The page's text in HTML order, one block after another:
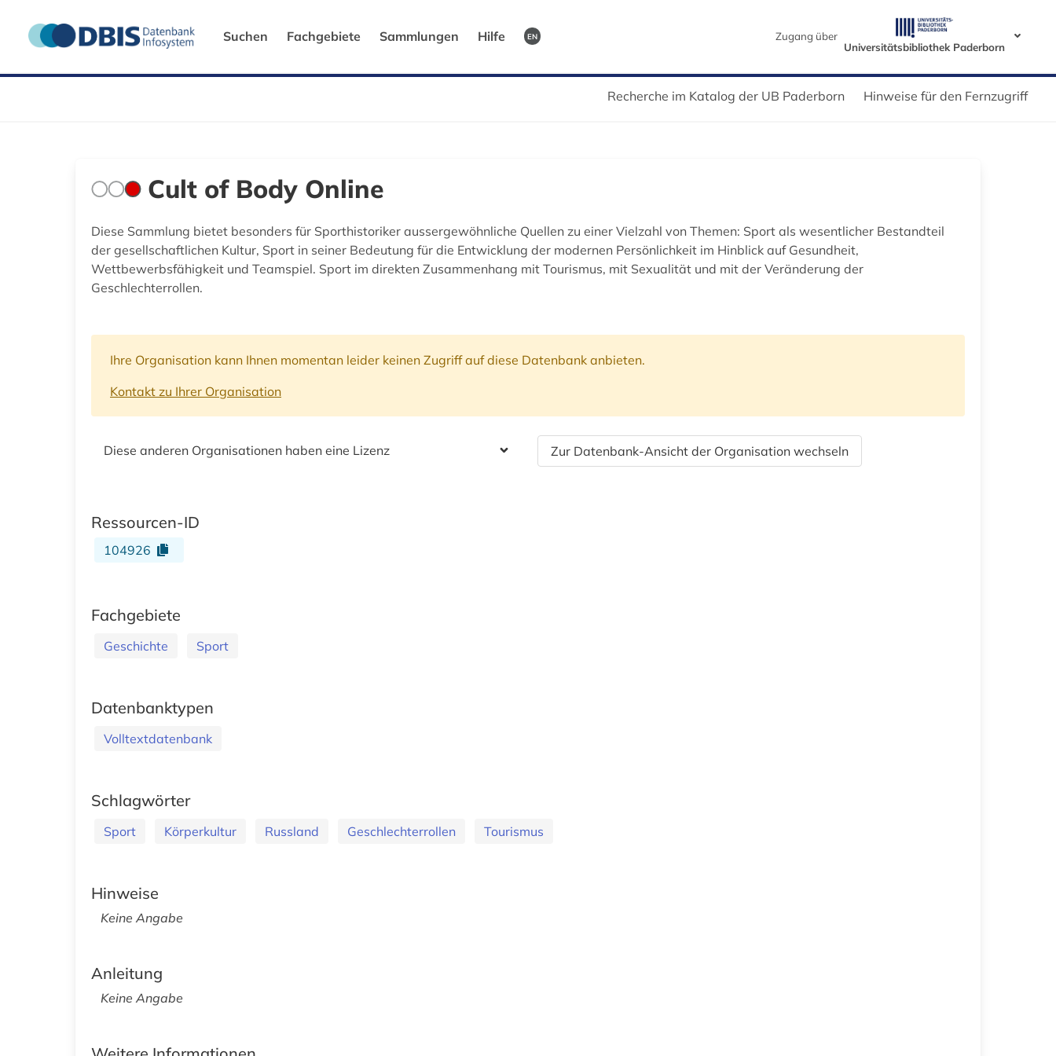
Suchen Fachgebiete Sammlungen Hilfe EN
Zugang über
Universitätsbibliothek Paderborn
Recherche im Katalog der UB Paderborn Hinweise für den Fernzugriff
Cult of Body Online
Diese Sammlung bietet besonders für Sporthistoriker aussergewöhnliche Quellen zu einer Vielzahl von Themen: Sport als wesentlicher Bestandteil
der gesellschaftlichen Kultur, Sport in seiner Bedeutung für die Entwicklung der modernen Persönlichkeit im Hinblick auf Gesundheit,
Wettbewerbsfähigkeit und Teamspiel. Sport im direkten Zusammenhang mit Tourismus, mit Sexualität und mit der Veränderung der
Geschlechterrollen.
Ihre Organisation kann Ihnen momentan leider keinen Zugriff auf diese Datenbank anbieten.
Kontakt zu Ihrer Organisation
Diese anderen Organisationen haben eine Lizenz Zur Datenbank-Ansicht der Organisation wechseln
Ressourcen-ID
104926
Fachgebiete
Geschichte Sport
Datenbanktypen
Volltextdatenbank
Schlagwörter
Sport Körperkultur Russland Geschlechterrollen Tourismus
Hinweise
Keine Angabe
Anleitung
Keine Angabe